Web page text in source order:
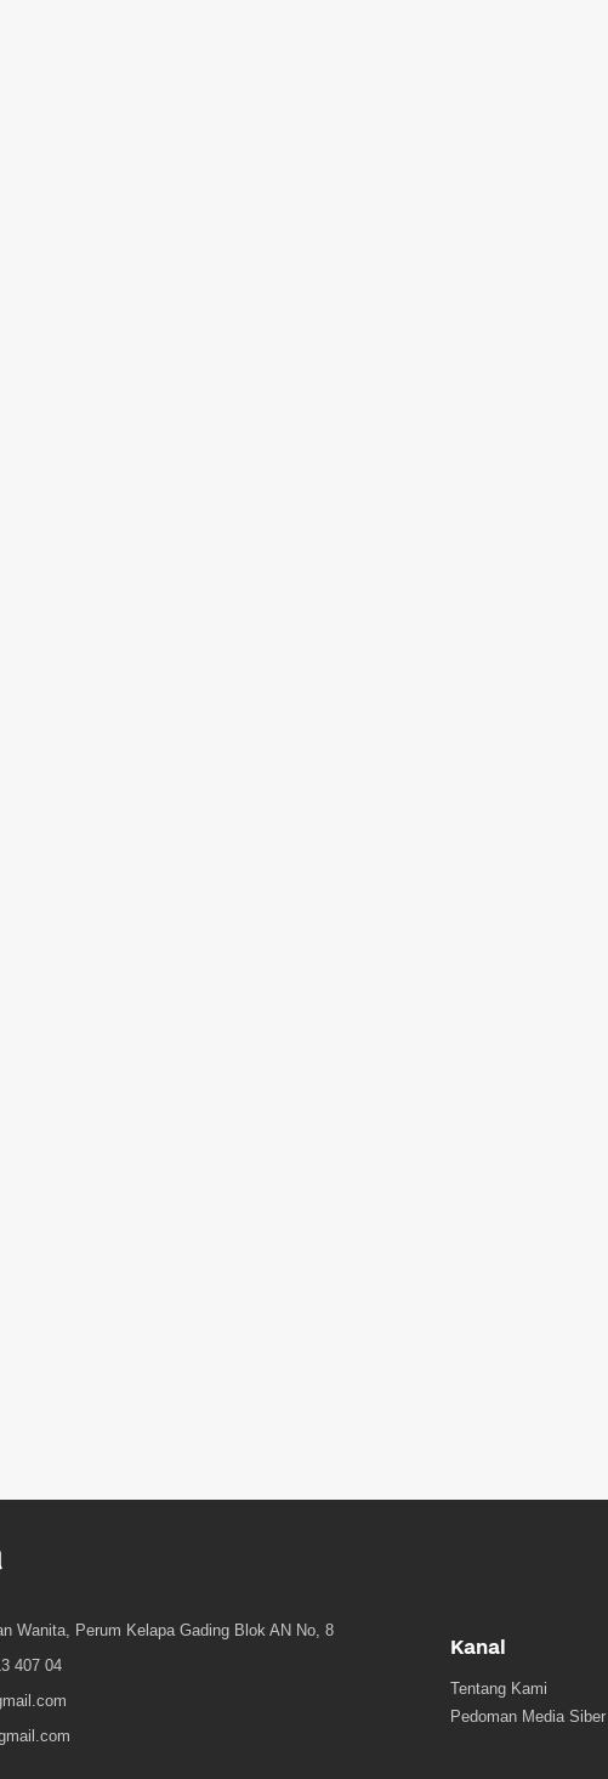
Wanita, Perum Kelapa Gading Blok AN No, 8
407 04
Kanal
Tentang Kami
Pedoman Media Siber